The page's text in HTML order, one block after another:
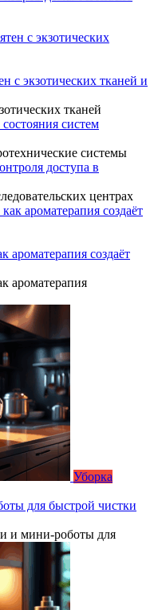
с экзотических тканей и
тканей
систем
системы
доступа в
центрах
ароматерапия создаёт
ароматерапия
Уборка
для быстрой чистки
и мини-роботы для